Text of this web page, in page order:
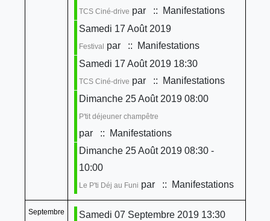
TCS Ciné-drive par
:: Manifestations
Samedi 17 Août 2019
Festival par
:: Manifestations
Samedi 17 Août 2019 18:30
TCS Ciné-drive par
:: Manifestations
Dimanche 25 Août 2019 08:00
P'tit déjeuner champêtre
par
:: Manifestations
Dimanche 25 Août 2019 08:30 -
10:00
Le P'ti Déj au Funi par :: Manifestations
Septembre
Samedi 07 Septembre 2019 13:30